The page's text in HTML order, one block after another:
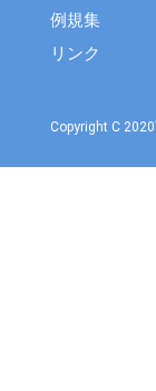
例規集
リンク
Copyright C